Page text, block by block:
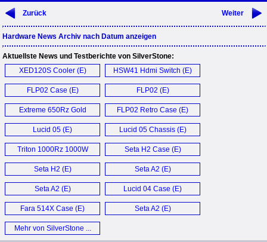
Zurück Weiter
Hardware News Archiv nach Datum anzeigen
Aktuellste News und Testberichte von SilverStone:
XED120S Cooler (E)
HSW41 Hdmi Switch (E)
FLP02 Case (E) FLP02 (E)
Extreme 650Rz Gold
650W (E)
FLP02 Retro Case (E)
Lucid 05 (E) Lucid 05 Chassis (E)
Triton 1000Rz 1000W
PSU (E)
Seta H2 Case (E)
Seta H2 (E) Seta A2 (E)
Seta A2 (E) Lucid 04 Case (E)
Fara 514X Case (E) Seta A2 (E)
Mehr von SilverStone ...